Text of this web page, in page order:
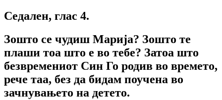
Седален, глас 4.
Зошто се чудиш Марија? Зошто те
плаши тоа што е во тебе? Затоа што
безвремениот Син Го родив во времето,
рече таа, без да бидам поучена во
зачнувањето на детето.